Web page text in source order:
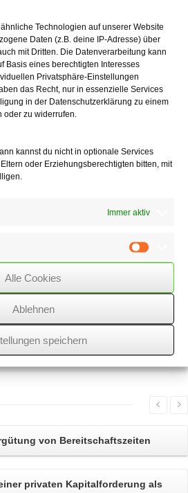
Technologien auf unserer Website
Daten (z.B. deine IP-Adresse) über
mit Dritten. Die Datenverarbeitung kann
Basis eines berechtigten Interesses
Privatsphäre-Einstellungen
das Recht, nur in essenzielle Services
in der Datenschutzerklärung zu einem
zu widerrufen.
kannst du nicht in optionale Services
oder Erziehungsberechtigten bitten, mit
Immer aktiv
Alle Cookies
Ablehnen
speichern
nicht bestand.
entschiedenen Fall hatte ein
zum 31.1.2012 gekündigt und geltend
benötigt, um seine pflegebedürftige,
im August 2012 steht die geräumte
zog nicht um und verstarb am
der Eigenbedarf vorgetäuscht war.
,WSSK
von Bereitschaftszeiten
privaten Kapitalforderung als